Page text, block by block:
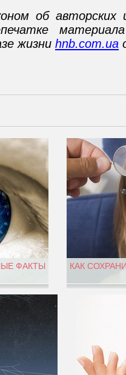
об авторских
жизни hnb.com.ua
ФАКТЫ КАК